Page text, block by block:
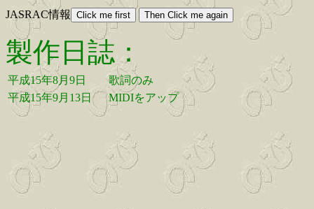
JASRAC情報
製作日誌：
平成15年8月9日
歌詞のみ
平成15年9月13日
MIDIをアップ